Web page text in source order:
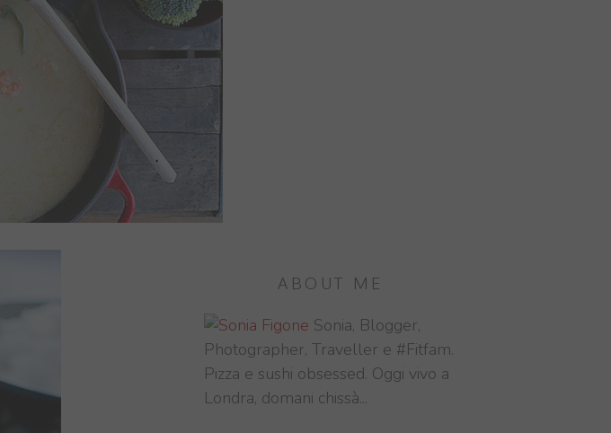
ABOUT ME
Sonia, Blogger,
Photographer, Traveller e #Fitfam.
Pizza e sushi obsessed. Oggi vivo a
Londra, domani chissà...